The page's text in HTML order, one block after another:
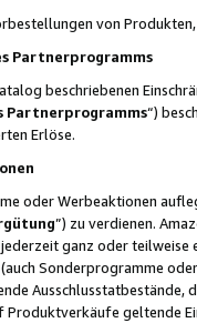
von
Partnerprogramms
beschriebenen
Partnerprogramms“)
Erlöse.
oder Werbeaktionen
”) zu verdienen.
ganz oder
Sonderprogramme
Ausschlusstatbestände,
geltende